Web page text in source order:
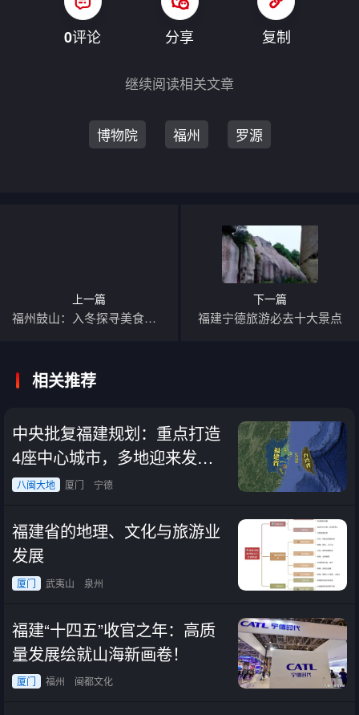
0评论 分享 复制
继续阅读相关文章
博物院 福州 罗源
下一篇
福建宁德旅游必去十大景点
上一篇
福州鼓山：入冬探寻美食之旅
相关推荐
中央批复福建规划：重点打造
4座中心城市，多地迎来发展
新机遇！
八闽大地 厦门 宁德
福建省的地理、文化与旅游业
发展
厦门 武夷山 泉州
福建“十四五”收官之年：高质
量发展绘就山海新画卷！
厦门 福州 闽都文化